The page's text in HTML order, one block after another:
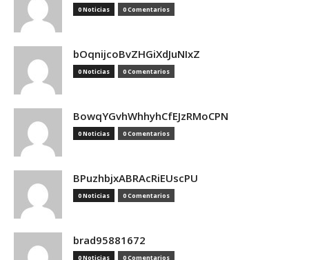
0 Noticias 0 Comentarios
bOqnijcoBvZHGiXdJuNIxZ
0 Noticias 0 Comentarios
BowqYGvhWhhyhCfEJzRMoCPN
0 Noticias 0 Comentarios
BPuzhbjxABRAcRiEUscPU
0 Noticias 0 Comentarios
brad95881672
0 Noticias 0 Comentarios